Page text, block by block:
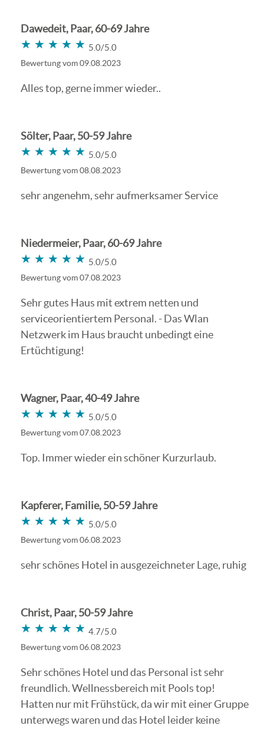
Dawedeit, Paar, 60-69 Jahre
★★★★★
★★★★★ 5.0/5.0
Bewertung vom 09.08.2023
Alles top, gerne immer wieder..
Sölter, Paar, 50-59 Jahre
★★★★★
★★★★★ 5.0/5.0
Bewertung vom 08.08.2023
sehr angenehm, sehr aufmerksamer Service
Niedermeier, Paar, 60-69 Jahre
★★★★★
★★★★★ 5.0/5.0
Bewertung vom 07.08.2023
Sehr gutes Haus mit extrem netten und
serviceorientiertem Personal. - Das Wlan
Netzwerk im Haus braucht unbedingt eine
Ertüchtigung!
Wagner, Paar, 40-49 Jahre
★★★★★
★★★★★ 5.0/5.0
Bewertung vom 07.08.2023
Top. Immer wieder ein schöner Kurzurlaub.
Kapferer, Familie, 50-59 Jahre
★★★★★
★★★★★ 5.0/5.0
Bewertung vom 06.08.2023
sehr schönes Hotel in ausgezeichneter Lage, ruhig
Christ, Paar, 50-59 Jahre
★★★★★
★★★★★ 4.7/5.0
Bewertung vom 06.08.2023
Sehr schönes Hotel und das Personal ist sehr
freundlich. Wellnessbereich mit Pools top!
Hatten nur mit Frühstück, da wir mit einer Gruppe
unterwegs waren und das Hotel leider keine